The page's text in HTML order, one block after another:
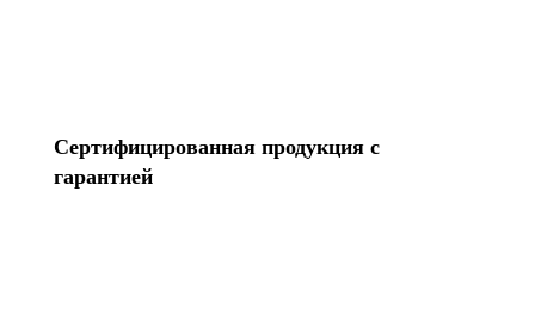
Сертифицированная продукция с
гарантией